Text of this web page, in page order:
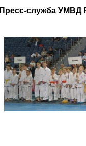
Пресс-служба УМВД